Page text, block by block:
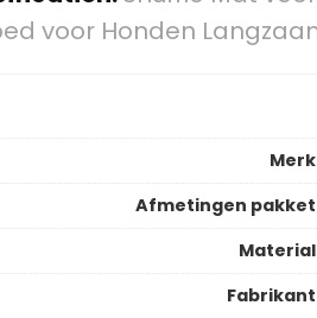
voor Honden
Merk
Afmetingen pakket
Material
Fabrikant